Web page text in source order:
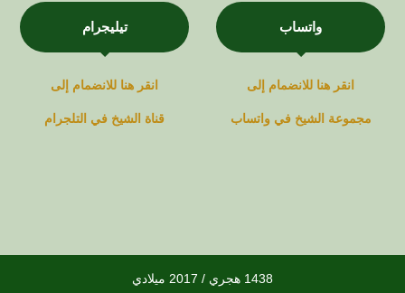
واتساب
انقر هنا للانضمام إلى
مجموعة الشيخ فيواتساب
تيليجرام
انقر هنا للانضمام إلى
قناة الشيخ في التلجرام
1438 هجري / 2017 ميلادي